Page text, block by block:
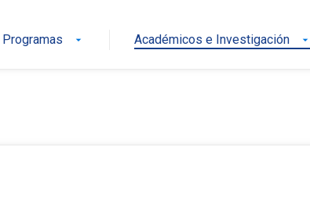
Programas arrow_drop_down Académicos e Investigación arrow_drop_down